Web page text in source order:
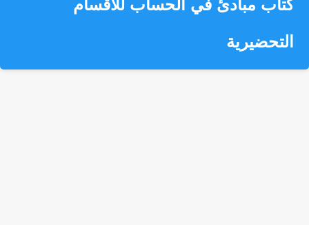
كتاب مبادئ في الحساب للأقسام
التحضيرية